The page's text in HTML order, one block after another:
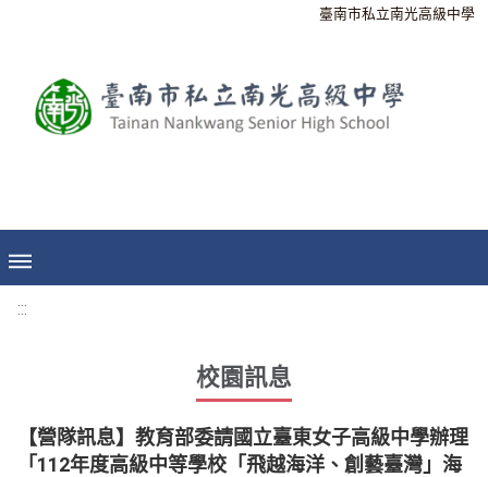
臺南市私立南光高級中學
:::
校園訊息
【營隊訊息】教育部委請國立臺東女子高級中學辦理
「112年度高級中等學校「飛越海洋、創藝臺灣」海